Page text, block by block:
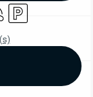
Parking